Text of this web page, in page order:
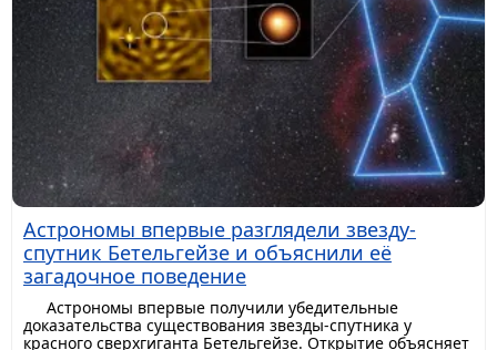
Астрономы впервые разглядели звезду-
спутник Бетельгейзе и объяснили её
загадочное поведение
Астрономы впервые получили убедительные
доказательства существования звезды-спутника у
красного сверхгиганта Бетельгейзе. Открытие объясняет